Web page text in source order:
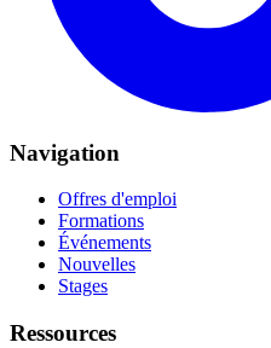
Navigation
Offres d'emploi
Formations
Événements
Nouvelles
Stages
Ressources